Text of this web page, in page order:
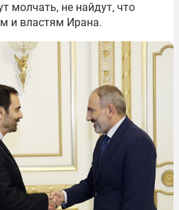
молчать, не найдут, что
и властям Ирана.